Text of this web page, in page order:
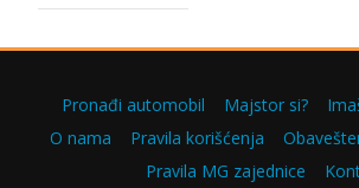
Pronađi automobil Majstor si?
O nama
Pravila korišćenja
Pravila MG zajednice